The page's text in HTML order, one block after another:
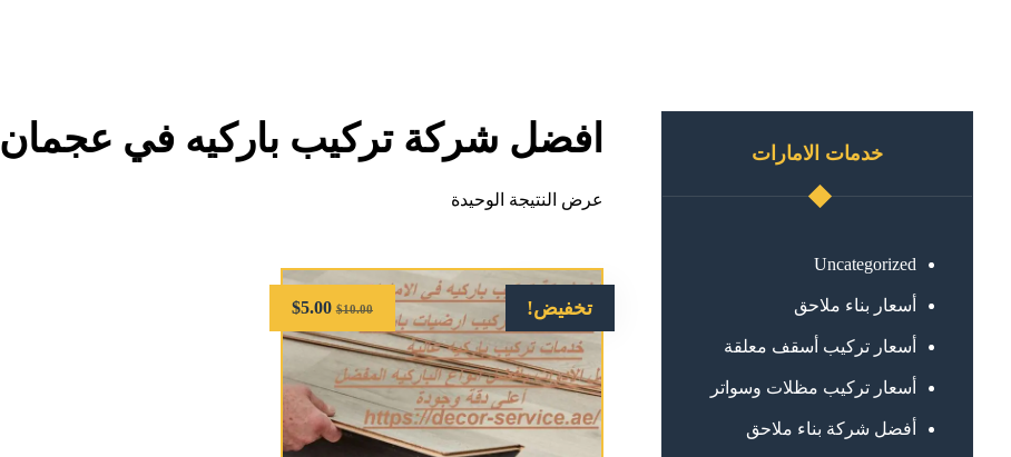
افضل شركة تركيب باركيه في عجمان
عرض النتيجة الوحيدة
تخفيض! $10.00
$5.00
خدمات الامارات
Uncategorized
أسعار بناء ملاحق
أسعار تركيب أسقف معلقة
أسعار تركيب مظلات وسواتر
أفضل شركة بناء ملاحق